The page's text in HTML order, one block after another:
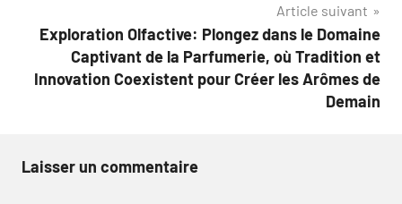
Article suivant
Exploration Olfactive: Plongez dans le Domaine
Captivant de la Parfumerie, où Tradition et
Innovation Coexistent pour Créer les Arômes de
Demain
Laisser un commentaire